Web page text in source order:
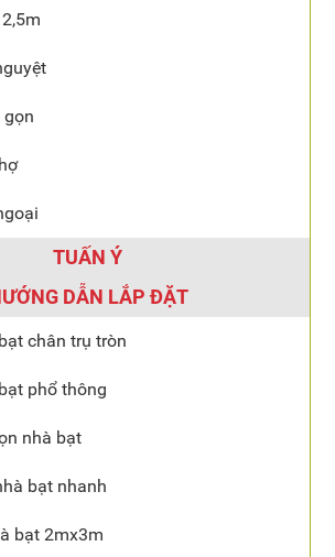
gọn
TUẤN Ý
DẪN LẮP ĐẶT
chân trụ tròn
phổ thông
nhà bạt
bạt nhanh
bạt 2mx3m